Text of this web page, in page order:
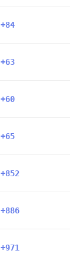
+84
+63
+60
+65
+852
+886
+971